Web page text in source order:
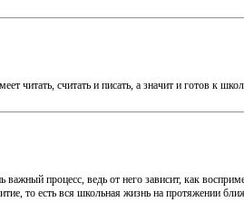
читать, считать и писать, а значит и готов к
процесс, ведь от него зависит, как
то есть вся школьная жизнь на протяжении